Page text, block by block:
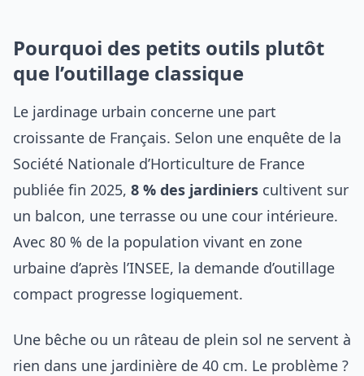
Pourquoi des petits outils plutôt
que l’outillage classique
Le jardinage urbain concerne une part
croissante de Français. Selon une enquête de la
Société Nationale d’Horticulture de France
publiée fin 2025, 8 % des jardiniers cultivent sur
un balcon, une terrasse ou une cour intérieure.
Avec 80 % de la population vivant en zone
urbaine d’après l’INSEE, la demande d’outillage
compact progresse logiquement.
Une bêche ou un râteau de plein sol ne servent à
rien dans une jardinière de 40 cm. Le problème ?